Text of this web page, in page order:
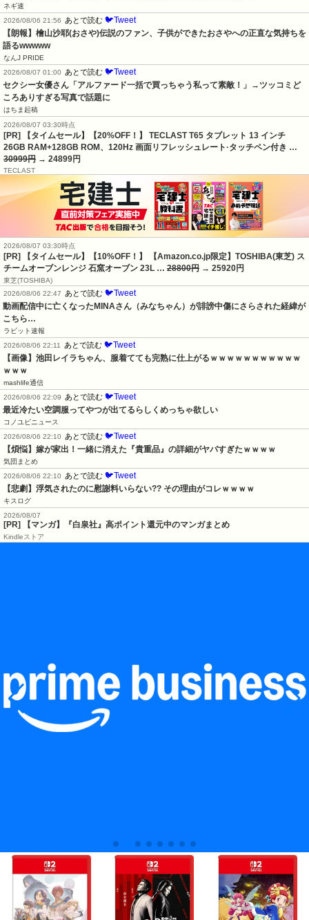
ネギ速
2026/08/06 21:56 あとで読む 🐦Tweet
【朗報】檜山沙耶(おさや)伝説のファン、子供ができたおさやへの正直な気持ちを
語るwwwww
なんJ PRIDE
2026/08/07 01:00 あとで読む 🐦Tweet
セクシー女優さん「アルファード一括で買っちゃう私って素敵！」→ツッコミど
ころありすぎる写真で話題に
はちま起稿
2026/08/07 03:30時点
[PR] 【タイムセール】【20%OFF！】 TECLAST T65 タブレット 13 インチ
26GB RAM+128GB ROM、120Hz 画面リフレッシュレート·タッチペン付き …
30999円 → 24899円
TECLAST
2026/08/07 03:30時点
[PR] 【タイムセール】【10%OFF！】 【Amazon.co.jp限定】TOSHIBA(東芝) ス
チームオーブンレンジ 石窯オーブン 23L … 28800円 → 25920円
東芝(TOSHIBA)
2026/08/06 22:47
あとで読む 🐦Tweet
動画配信中に亡くなったMINAさん（みなちゃん）が誹謗中傷にさらされた経緯が
こちら…
ラビット速報
2026/08/06 22:11
あとで読む 🐦Tweet
【画像】池田レイラちゃん、服着てても完熟に仕上がるｗｗｗｗｗｗｗｗｗｗｗ
ｗｗｗ
mashlife通信
2026/08/06 22:09
あとで読む 🐦Tweet
最近冷たい空調服ってやつが出てるらしくめっちゃ欲しい
コノユビニュース
2026/08/06 22:10
あとで読む 🐦Tweet
【煩悩】嫁が家出！一緒に消えた『貴重品』の詳細がヤバすぎたｗｗｗｗ
気団まとめ
2026/08/06 22:10
あとで読む 🐦Tweet
【悲劇】浮気されたのに慰謝料いらない?? その理由がコレｗｗｗｗ
キスログ
2026/08/07
[PR] 【マンガ】『白泉社』高ポイント還元中のマンガまとめ
Kindleストア